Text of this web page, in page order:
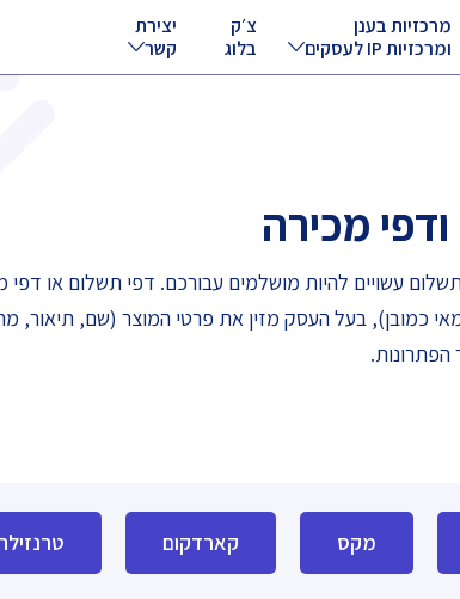
מרכזיות בענן
ומרכזיות IP לעסקים
צ׳ק
בלוג
יצירת
קשר
מכירה
עשויים להיות מושלמים עבורכם. דפי תשלום או דפי
כמובן), בעל העסק מזין את פרטי המוצר (שם, תיאור,
מקס קארדקום